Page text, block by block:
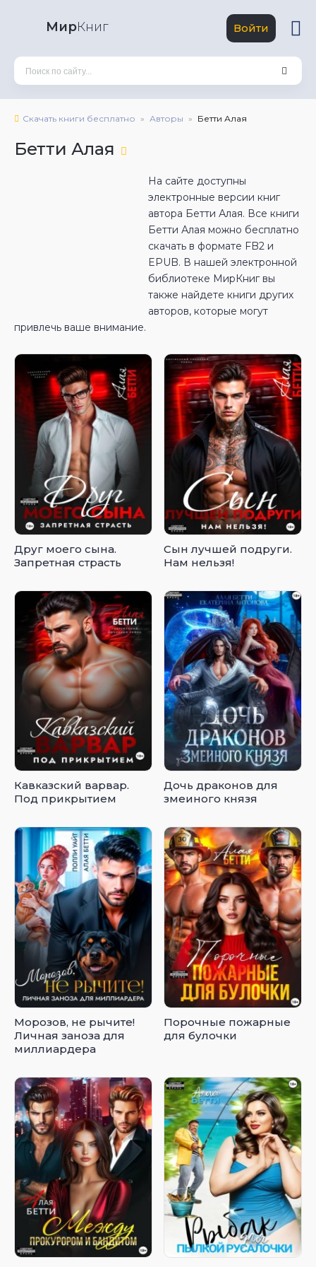
МирКниг Войти
Скачать книги бесплатно Авторы Бетти Алая
Бетти Алая
На сайте доступны
электронные версии книг
автора Бетти Алая. Все книги
Бетти Алая можно бесплатно
скачать в формате FB2 и
EPUB. В нашей электронной
библиотеке МирКниг вы
также найдете книги других
авторов, которые могут
привлечь ваше внимание.
Друг моего сына.
Запретная страсть
Сын лучшей подруги.
Нам нельзя!
Кавказский варвар.
Под прикрытием
Дочь драконов для
змеиного князя
Морозов, не рычите!
Личная заноза для
миллиардера
Порочные пожарные
для булочки